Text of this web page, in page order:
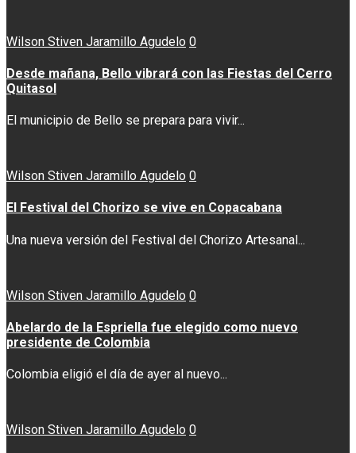
Wilson Stiven Jaramillo Agudelo 0
Desde mañana, Bello vibrará con las Fiestas del Cerro
Quitasol
El municipio de Bello se prepara para vivir...
Wilson Stiven Jaramillo Agudelo 0
El Festival del Chorizo se vive en Copacabana
Una nueva versión del Festival del Chorizo Artesanal...
Wilson Stiven Jaramillo Agudelo 0
Abelardo de la Espriella fue elegido como nuevo
presidente de Colombia
Colombia eligió el día de ayer al nuevo...
Wilson Stiven Jaramillo Agudelo 0